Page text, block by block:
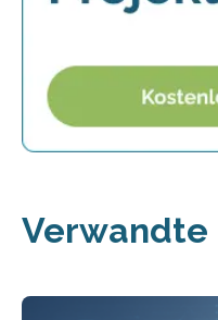
Verwandte